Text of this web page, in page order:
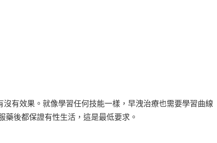
有效果。就像學習任何技能一樣，早洩治療也需要學習曲線
後都保證有性生活，這是最低要求。